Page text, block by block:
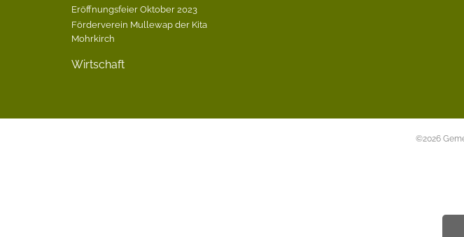
Eröffnungsfeier Oktober 2023
Förderverein Mullewap der Kita
Mohrkirch
Wirtschaft
©2026